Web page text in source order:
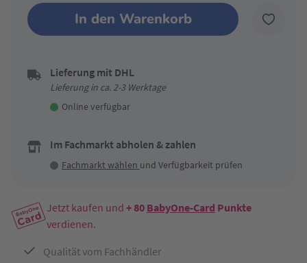
In den Warenkorb
Lieferung mit DHL
Lieferung in ca. 2-3 Werktage
Online verfügbar
Im Fachmarkt abholen & zahlen
Fachmarkt wählen und Verfügbarkeit prüfen
Jetzt kaufen und + 80 BabyOne-Card Punkte
verdienen.
Qualität vom Fachhändler